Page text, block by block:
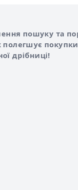
пошуку та
дрібниці!